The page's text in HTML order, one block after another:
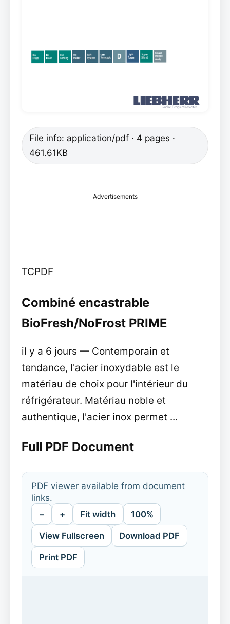
File info: application/pdf · 4 pages ·
461.61KB
Advertisements
TCPDF
Combiné encastrable
BioFresh/NoFrost PRIME
il y a 6 jours — Contemporain et
tendance, l'acier inoxydable est le
matériau de choix pour l'intérieur du
réfrigérateur. Matériau noble et
authentique, l'acier inox permet ...
Full PDF Document
PDF viewer available from document
links.
− + Fit width 100%
View Fullscreen Download PDF
Print PDF